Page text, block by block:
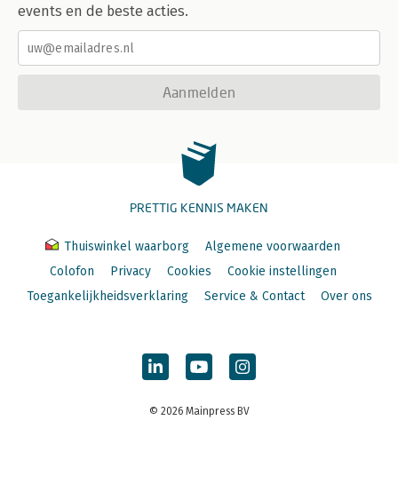
events en de beste acties.
Aanmelden
PRETTIG KENNIS MAKEN
Thuiswinkel waarborg
Algemene voorwaarden
Colofon
Privacy Cookies
Cookie instellingen
Toegankelijkheidsverklaring
Service & Contact Over ons
© 2026 Mainpress BV